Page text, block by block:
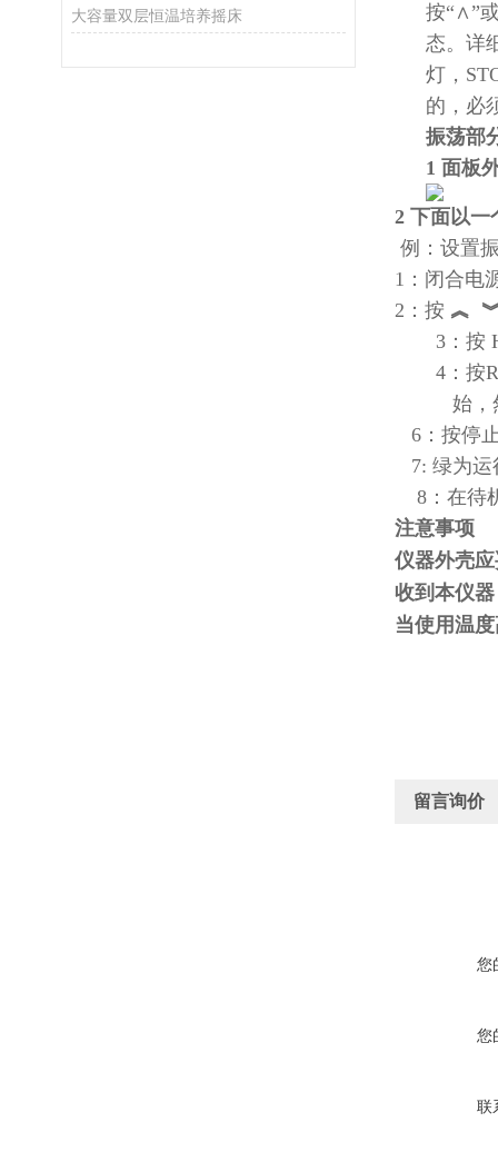
大容量双层恒温培养摇床
按“∧”
态。详
灯，
的，必
振荡部
1 面板
2 下面以一
例：设置
1：闭合电
2：按 ︽
3：按
4：按
始，
6：按停
7: 绿为运
8：在待
注意事项
仪器外壳
收到本仪
当使用温
留言询价
您
您
联